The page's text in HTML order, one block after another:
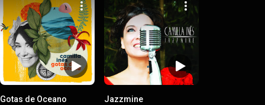
Gotas de Oceano
Jazzmine